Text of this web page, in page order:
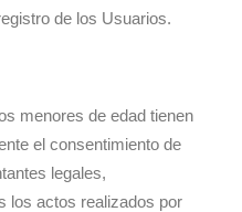
de los Usuarios.
menores de edad tienen
el consentimiento de
legales,
los actos realizados por